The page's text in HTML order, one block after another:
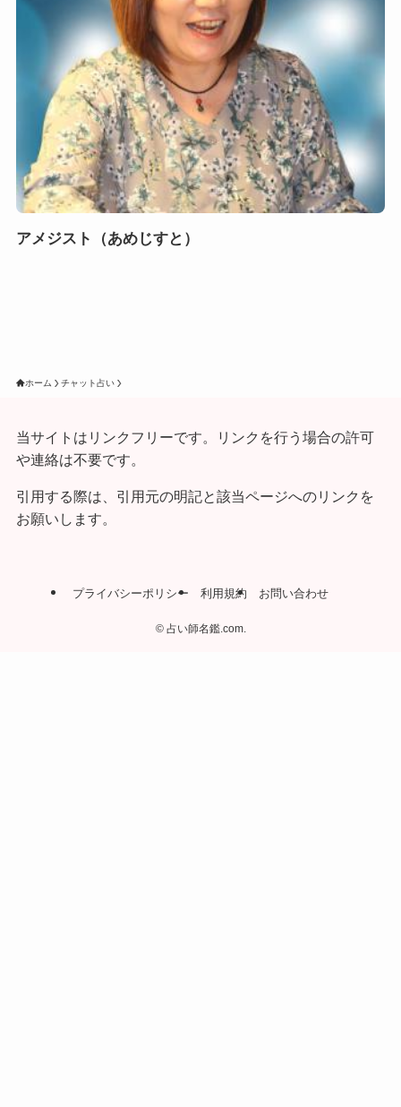
アメジスト（あめじすと）
ホーム チャット占い
当サイトはリンクフリーです。リンクを行う場合の許可
や連絡は不要です。
引用する際は、引用元の明記と該当ページへのリンクを
お願いします。
プライバシーポリシー 利用規約 お問い合わせ
©占い師名鑑.com.